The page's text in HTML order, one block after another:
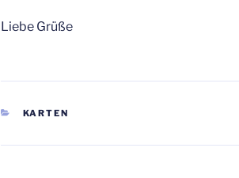
Liebe Grüße
KATEGORIEN
KARTEN